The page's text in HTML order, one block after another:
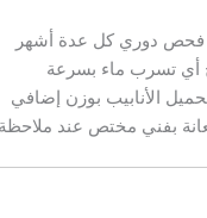
فحص دوري كل عدة أشهر
أي تسرب ماء بسرعة
الأنابيب بوزن إضافي
بفني مختص عند ملاحظة